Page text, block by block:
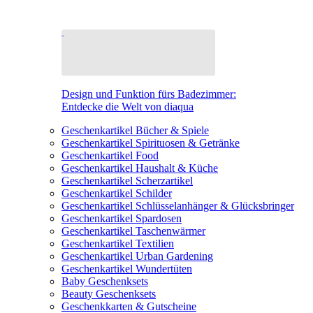
Design und Funktion fürs Badezimmer:
Entdecke die Welt von diaqua
Geschenkartikel Bücher & Spiele
Geschenkartikel Spirituosen & Getränke
Geschenkartikel Food
Geschenkartikel Haushalt & Küche
Geschenkartikel Scherzartikel
Geschenkartikel Schilder
Geschenkartikel Schlüsselanhänger & Glücksbringer
Geschenkartikel Spardosen
Geschenkartikel Taschenwärmer
Geschenkartikel Textilien
Geschenkartikel Urban Gardening
Geschenkartikel Wundertüten
Baby Geschenksets
Beauty Geschenksets
Geschenkkarten & Gutscheine